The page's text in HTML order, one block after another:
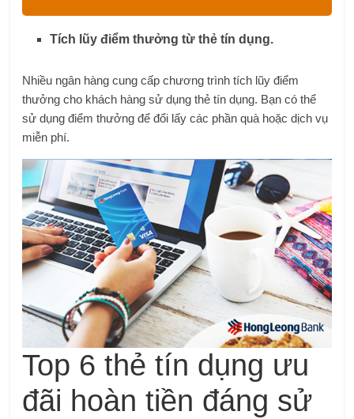
Tích lũy điểm thưởng từ thẻ tín dụng.
Nhiều ngân hàng cung cấp chương trình tích lũy điểm
thưởng cho khách hàng sử dụng thẻ tín dụng. Bạn có thể
sử dụng điểm thưởng để đổi lấy các phần quà hoặc dịch vụ
miễn phí.
Top 6 thẻ tín dụng ưu
đãi hoàn tiền đáng sử